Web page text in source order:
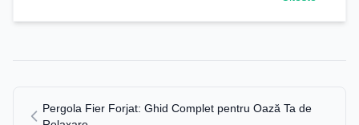
Pergola Fier Forjat: Ghid Complet pentru Oază Ta de